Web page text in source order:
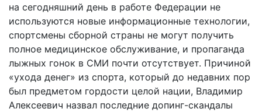
на сегодняшний день в работе Федерации не
используются новые информационные технологии,
спортсмены сборной страны не могут получить
полное медицинское обслуживание, и пропаганда
лыжных гонок в СМИ почти отсутствует. Причиной
«ухода денег» из спорта, который до недавних пор
был предметом гордости целой нации, Владимир
Алексеевич назвал последние допинг-скандалы